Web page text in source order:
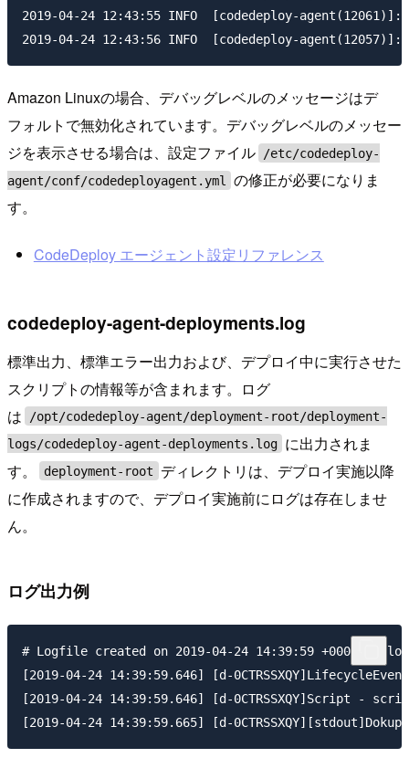
2019-04-24 12:43:55 INFO  [codedeploy-
Amazon Linuxの場合、デバッグレベルのメッセージはデ
フォルトで無効化されています。デバッグレベルのメッセー
ジを表示させる場合は、設定ファイル
/etc/codedeploy-
agent/conf/codedeployagent.yml
の修正が必要になりま
す。
CodeDeploy エージェント設定リファレンス
codedeploy-agent-deployments.log
標準出力、標準エラー出力および、デプロイ中に実行させた
スクリプトの情報等が含まれます。ログ
は
/opt/codedeploy-agent/deployment-root/deployment-
logs/codedeploy-agent-deployments.log に出力されま
す。
deployment-root
ディレクトリは、デプロイ実施以降
に作成されますので、デプロイ実施前にログは存在しませ
ん。
ログ出力例
# Logfile created on 2019-04-24 14:39:59 +0000 by
[2019-04-24 14:39:59.646] [d-
[2019-04-24 14:39:59.646] [d-0CTRSSXQY]Script -